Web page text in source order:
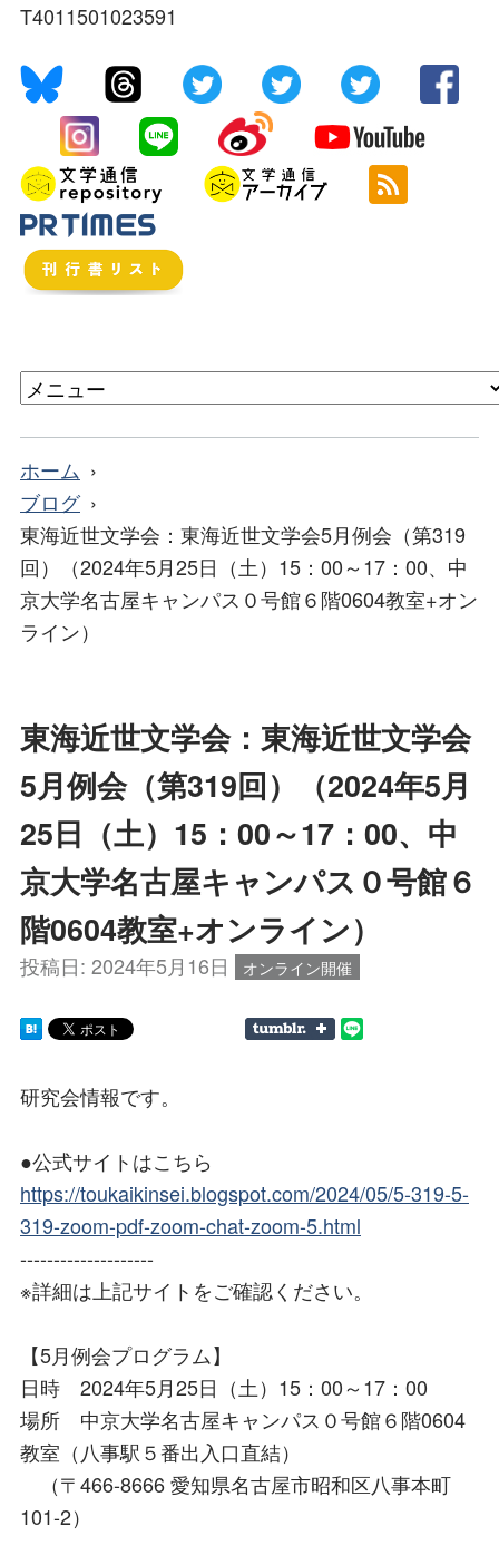
T4011501023591
ホーム
ブログ
東海近世文学会：東海近世文学会5月例会（第319
回）（2024年5月25日（土）15：00～17：00、中
京大学名古屋キャンパス０号館６階0604教室+オン
ライン）
東海近世文学会：東海近世文学会
5月例会（第319回）（2024年5月
25日（土）15：00～17：00、中
京大学名古屋キャンパス０号館６
階0604教室+オンライン）
投稿日: 2024年5月16日 オンライン開催
研究会情報です。
●公式サイトはこちら
https://toukaikinsei.blogspot.com/2024/05/5-319-5-
319-zoom-pdf-zoom-chat-zoom-5.html
--------------------
※詳細は上記サイトをご確認ください。
【5月例会プログラム】
日時 2024年5月25日（土）15：00～17：00
場所 中京大学名古屋キャンパス０号館６階0604
教室（八事駅５番出入口直結）
（〒466-8666 愛知県名古屋市昭和区八事本町
101-2）